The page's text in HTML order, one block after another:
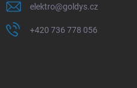
elektro@goldys.cz
+420 736 778 056